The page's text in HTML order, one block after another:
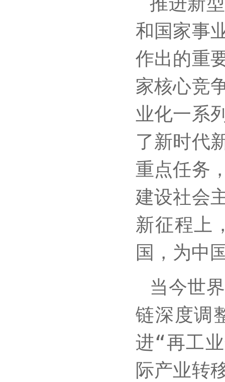
和国家事
作出的重
家核心竞
业化一系
了新时代
重点任务
建设社会
新征程上
国，为中
当今世
链深度调
进“再工
际产业转